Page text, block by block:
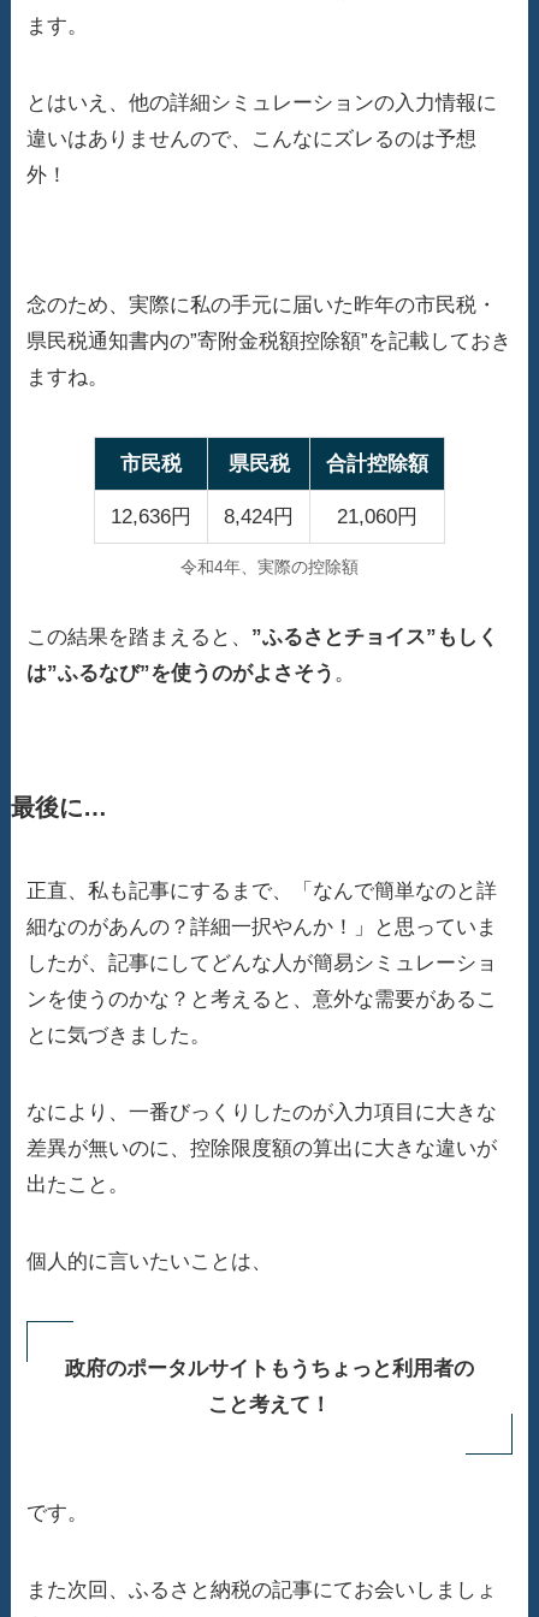
ます。
とはいえ、他の詳細シミュレーションの入力情報に
違いはありませんので、こんなにズレるのは予想
外！
念のため、実際に私の手元に届いた昨年の市民税・
県民税通知書内の”寄附金税額控除額”を記載しておき
ますね。
市民税 県民税 合計控除額
12,636円 8,424円 21,060円
令和4年、実際の控除額
この結果を踏まえると、 ”ふるさとチョイス”もしく
は”ふるなび”を使うのがよさそう 。
最後に…
正直、私も記事にするまで、「なんで簡単なのと詳
細なのがあんの？詳細一択やんか！」と思っていま
したが、記事にしてどんな人が簡易シミュレーショ
ンを使うのかな？と考えると、意外な需要があるこ
とに気づきました。
なにより、一番びっくりしたのが入力項目に大きな
差異が無いのに、控除限度額の算出に大きな違いが
出たこと。
個人的に言いたいことは、
政府のポータルサイトもうちょっと利用者の
こと考えて！
です。
また次回、ふるさと納税の記事にてお会いしましょ